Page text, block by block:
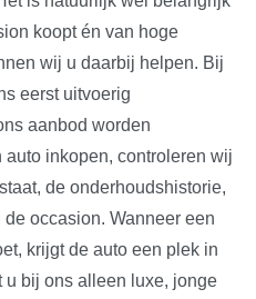
koopt én van hoge
wij u daarbij helpen. Bij
eerst uitvoerig
aanbod worden
inkopen, controleren wij
de onderhoudshistorie,
occasion. Wanneer een
krijgt de auto een plek in
u bij ons alleen luxe, jonge